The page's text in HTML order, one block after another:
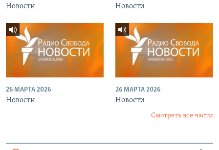
Новости Новости
26 МАРТА 2026
Новости
26 МАРТА 2026
Новости
Смотреть все части